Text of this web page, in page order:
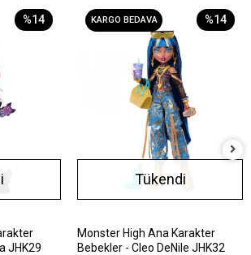
%14
JHK29
KARGO BEDAVA %14
Tükendi
Monster High Ana Karakter
Bebekler - Cleo DeNile JHK32